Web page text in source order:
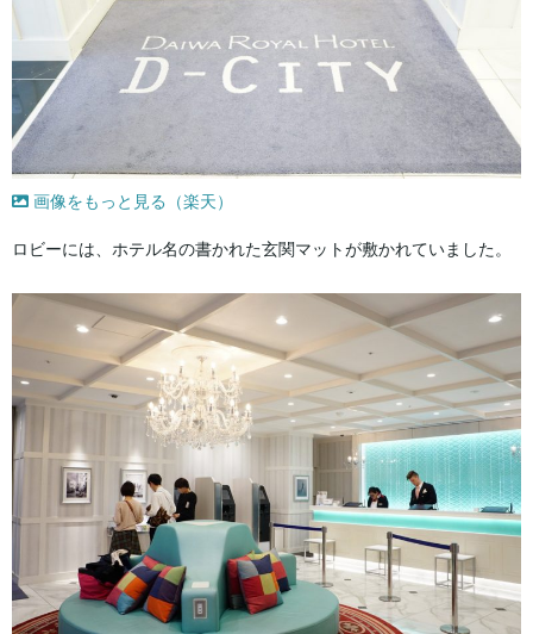
画像をもっと見る（楽天）
ロビーには、ホテル名の書かれた玄関マットが敷かれていました。